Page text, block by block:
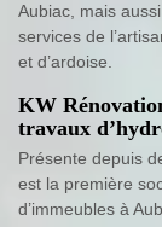
Aubiac, mais
services de
et d’ardoise.
KW
travaux
Présente depuis
est la première
d’immeubles à